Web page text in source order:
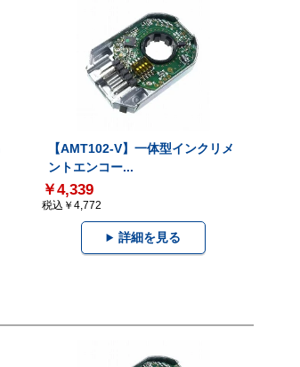
【AMT102-V】一体型インクリメ
ントエンコー...
￥4,339
税込￥4,772
詳細を見る